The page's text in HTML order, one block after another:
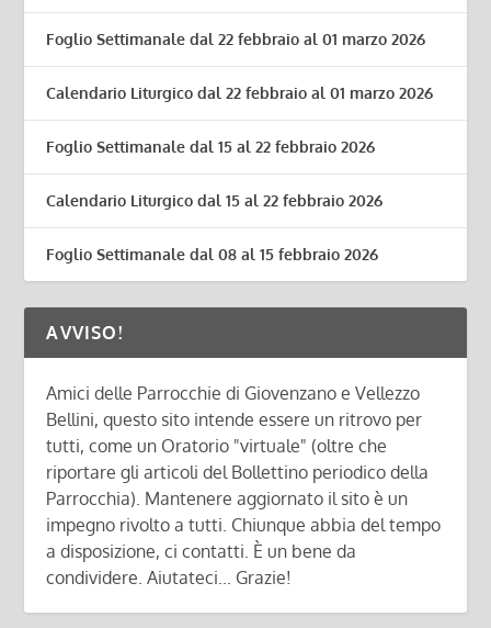
Foglio Settimanale dal 22 febbraio al 01 marzo 2026
Calendario Liturgico dal 22 febbraio al 01 marzo 2026
Foglio Settimanale dal 15 al 22 febbraio 2026
Calendario Liturgico dal 15 al 22 febbraio 2026
Foglio Settimanale dal 08 al 15 febbraio 2026
AVVISO!
Amici delle Parrocchie di Giovenzano e Vellezzo
Bellini, questo sito intende essere un ritrovo per
tutti, come un Oratorio "virtuale" (oltre che
riportare gli articoli del Bollettino periodico della
Parrocchia). Mantenere aggiornato il sito è un
impegno rivolto a tutti. Chiunque abbia del tempo
a disposizione, ci contatti. È un bene da
condividere. Aiutateci... Grazie!